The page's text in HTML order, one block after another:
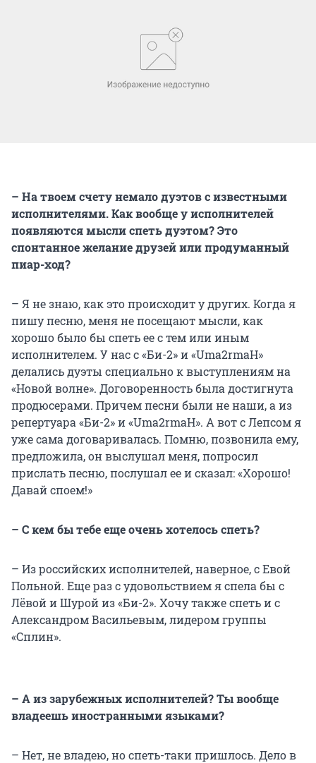
– На твоем счету немало дуэтов с известными
исполнителями. Как вообще у исполнителей
появляются мысли спеть дуэтом? Это
спонтанное желание друзей или продуманный
пиар-ход?
– Я не знаю, как это происходит у других. Когда я
пишу песню, меня не посещают мысли, как
хорошо было бы спеть ее с тем или иным
исполнителем. У нас с «Би-2» и «Uma2rmaH»
делались дуэты специально к выступлениям на
«Новой волне». Договоренность была достигнута
продюсерами. Причем песни были не наши, а из
репертуара «Би-2» и «Uma2rmaH». А вот с Лепсом я
уже сама договаривалась. Помню, позвонила ему,
предложила, он выслушал меня, попросил
прислать песню, послушал ее и сказал: «Хорошо!
Давай споем!»
– С кем бы тебе еще очень хотелось спеть?
– Из российских исполнителей, наверное, с Евой
Польной. Еще раз с удовольствием я спела бы с
Лёвой и Шурой из «Би-2». Хочу также спеть и с
Александром Васильевым, лидером группы
«Сплин».
– А из зарубежных исполнителей? Ты вообще
владеешь иностранными языками?
– Нет, не владею, но спеть-таки пришлось. Дело в